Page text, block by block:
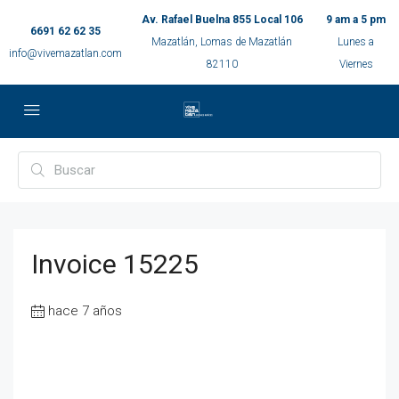
6691 62 62 35
info@vivemazatlan.com
Av. Rafael Buelna 855 Local 106
Mazatlán, Lomas de Mazatlán
82110
9 am a 5 pm
Lunes a
Viernes
Invoice 15225
hace 7 años